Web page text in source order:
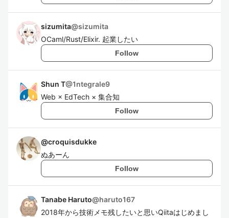
sizumita@sizumita
OCaml/Rust/Elixir. 起業したい
Follow
Shun T@1ntegrale9
Web × EdTech × 集合知
Follow
@croquisdukke
ぬあーん
Follow
Tanabe Haruto@haruto167
2018年から技術メモ残したいと思いQiitaはじめまし